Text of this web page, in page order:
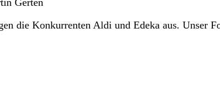
Gerten
die Konkurrenten Aldi und Edeka aus. Unser